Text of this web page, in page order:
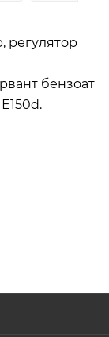
регулятор
бензоат